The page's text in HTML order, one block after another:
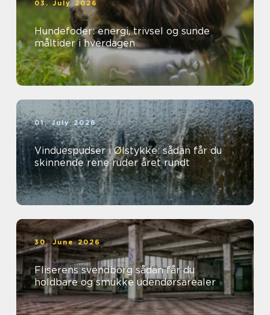
03. July 2026
Hundefoder: energi, trivsel og sunde
måltider i hverdagen
01. July 2026
Vinduespudser i Ølstykke: sådan får du
skinnende rene ruder året rundt
30. June 2026
Fliserens svendborg sådan får du
holdbare og smukke udendørsarealer